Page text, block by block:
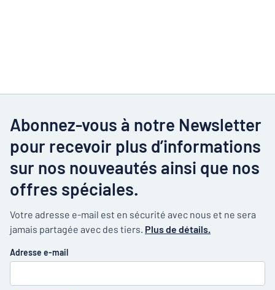
Abonnez-vous à notre Newsletter
pour recevoir plus d’informations
sur nos nouveautés ainsi que nos
offres spéciales.
Votre adresse e-mail est en sécurité avec nous et ne sera
jamais partagée avec des tiers. Plus de détails.
Adresse e-mail